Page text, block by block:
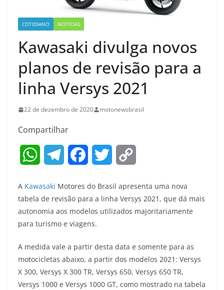
COTIDIANO NOTÍCIAS
Kawasaki divulga novos
planos de revisão para a
linha Versys 2021
22 de dezembro de 2020 motonewsbrasil
Compartilhar
W
a
t
A
p
l
e
r
a
c
e
o
i
t
r
p
y
n
A Kawasaki Motores do Brasil apresenta uma nova
tabela de revisão para a linha Versys 2021, que dá mais
autonomia aos modelos utilizados majoritariamente
para turismo e viagens.
A medida vale a partir desta data e somente para as
motocicletas abaixo, a partir dos modelos 2021: Versys
X 300, Versys X 300 TR, Versys 650, Versys 650 TR,
Versys 1000 e Versys 1000 GT, como mostrado na tabela